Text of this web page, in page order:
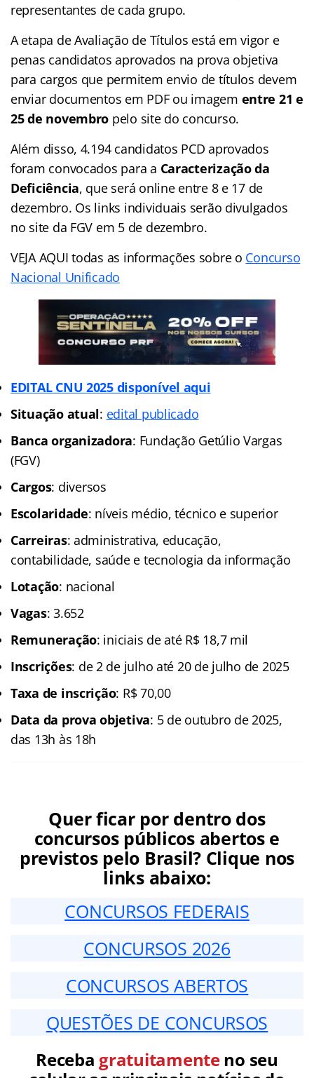
representantes de cada grupo.
A etapa de Avaliação de Títulos está em vigor e
penas candidatos aprovados na prova objetiva
para cargos que permitem envio de títulos devem
enviar documentos em PDF ou imagem entre 21 e
25 de novembro pelo site do concurso.
Além disso, 4.194 candidatos PCD aprovados
foram convocados para a Caracterização da
Deficiência, que será online entre 8 e 17 de
dezembro. Os links individuais serão divulgados
no site da FGV em 5 de dezembro.
VEJA AQUI todas as informações sobre o Concurso
Nacional Unificado
EDITAL CNU 2025 disponível aqui
Situação atual: edital publicado
Banca organizadora: Fundação Getúlio Vargas
(FGV)
Cargos: diversos
Escolaridade: níveis médio, técnico e superior
Carreiras: administrativa, educação,
contabilidade, saúde e tecnologia da informação
Lotação: nacional
Vagas: 3.652
Remuneração: iniciais de até R$ 18,7 mil
Inscrições: de 2 de julho até 20 de julho de 2025
Taxa de inscrição: R$ 70,00
Data da prova objetiva: 5 de outubro de 2025,
das 13h às 18h
Quer ficar por dentro dos
concursos públicos abertos e
previstos pelo Brasil? Clique nos
links abaixo:
CONCURSOS FEDERAIS
CONCURSOS 2026
CONCURSOS ABERTOS
QUESTÕES DE CONCURSOS
Receba gratuitamenteno seu